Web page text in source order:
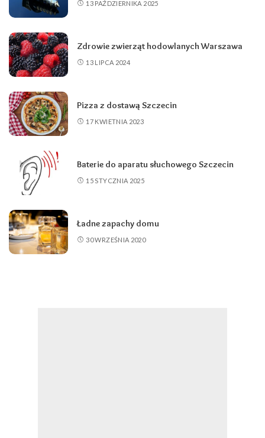
13 PAŹDZIERNIKA 2025
Zdrowie zwierząt hodowlanych Warszawa
13 LIPCA 2024
Pizza z dostawą Szczecin
17 KWIETNIA 2023
Baterie do aparatu słuchowego Szczecin
15 STYCZNIA 2025
Ładne zapachy domu
30 WRZEŚNIA 2020